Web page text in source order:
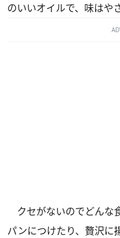
のいいオイルで、味はや
クセがないのでどんな
パンにつけたり、贅沢に